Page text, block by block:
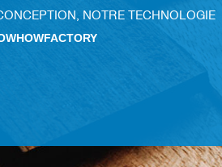
NOTRE TECHNOLOGIE